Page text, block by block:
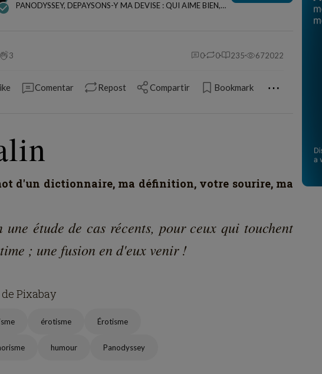
PANODYSSEY, DEPAYSONS-Y MA DEVISE : QUI AIME BIEN,
3 0 0 235 672022
Comentar Repost Compartir Bookmark ⋯
d'un dictionnaire, ma définition, votre sourire, ma
une étude de cas récents, pour ceux qui touchent
; une fusion en d'eux venir !
Pixabay
érotisme Érotisme
humour Panodyssey